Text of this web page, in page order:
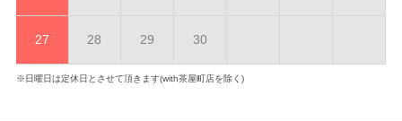
27 28 29 30
※日曜日は定休日とさせて頂きます(with茶屋町店を除く)